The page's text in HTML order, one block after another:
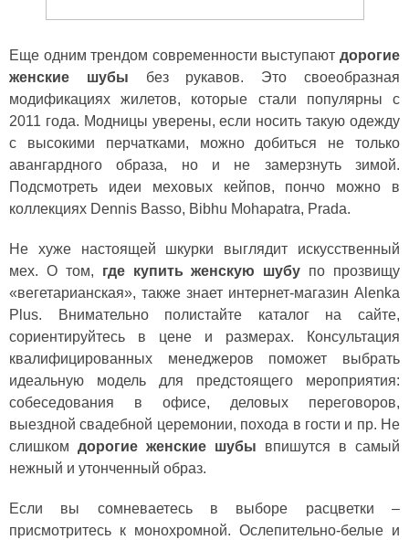
Еще одним трендом современности выступают дорогие
женские шубы без рукавов. Это своеобразная
модификациях жилетов, которые стали популярны с
2011 года. Модницы уверены, если носить такую одежду
с высокими перчатками, можно добиться не только
авангардного образа, но и не замерзнуть зимой.
Подсмотреть идеи меховых кейпов, пончо можно в
коллекциях Dennis Basso, Bibhu Mohapatra, Prada.
Не хуже настоящей шкурки выглядит искусственный
мех. О том, где купить женскую шубу по прозвищу
«вегетарианская», также знает интернет-магазин Alenka
Plus. Внимательно полистайте каталог на сайте,
сориентируйтесь в цене и размерах. Консультация
квалифицированных менеджеров поможет выбрать
идеальную модель для предстоящего мероприятия:
собеседования в офисе, деловых переговоров,
выездной свадебной церемонии, похода в гости и пр. Не
слишком дорогие женские шубы впишутся в самый
нежный и утонченный образ.
Если вы сомневаетесь в выборе расцветки –
присмотритесь к монохромной. Ослепительно-белые и